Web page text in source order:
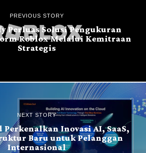
PREVIOUS STORY
Perluas Solusi Pengukuran
Roblox Melalui Kemitraan
Strategis
NEXT STORY
Perkenalkan Inovasi AI, SaaS,
Baru untuk Pelanggan
Internasional